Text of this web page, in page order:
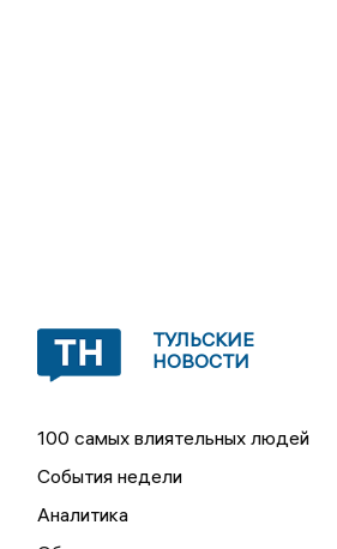
ТУЛЬСКИЕ
НОВОСТИ
100 самых влиятельных людей
События недели
Аналитика